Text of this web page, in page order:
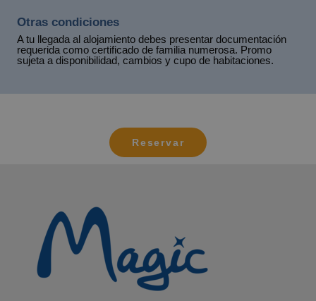
Otras condiciones
A tu llegada al alojamiento debes presentar documentación
requerida como certificado de familia numerosa. Promo
sujeta a disponibilidad, cambios y cupo de habitaciones.
Reservar